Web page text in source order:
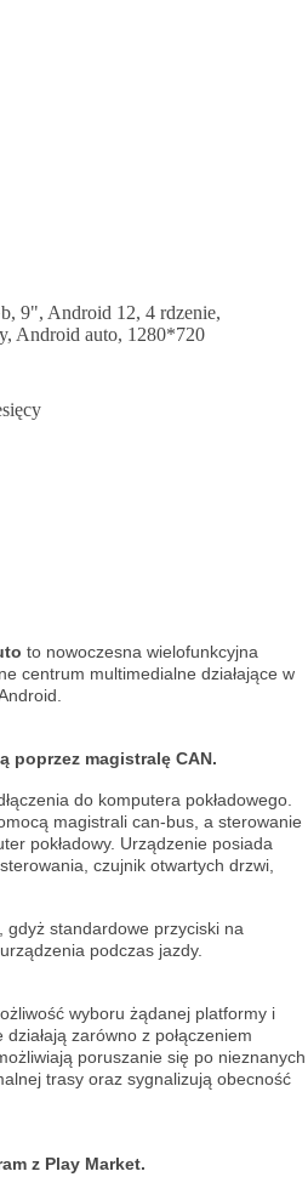
9", Android 12, 4 rdzenie,
Android auto, 1280*720
to nowoczesna wielofunkcyjna
centrum multimedialne działające w
poprzez magistralę CAN.
do komputera pokładowego.
magistrali can-bus, a sterowanie
pokładowy. Urządzenie posiada
czujnik otwartych drzwi,
gdyż standardowe przyciski na
podczas jazdy.
wyboru żądanej platformy i
zarówno z połączeniem
poruszanie się po nieznanych
trasy oraz sygnalizują obecność
z Play Market.